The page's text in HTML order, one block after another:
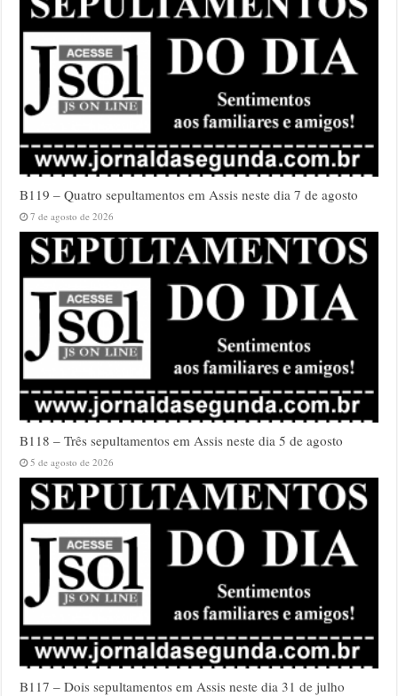
B119 – Quatro sepultamentos em Assis neste dia 7 de agosto
7 de agosto de 2026
B118 – Três sepultamentos em Assis neste dia 5 de agosto
5 de agosto de 2026
B117 – Dois sepultamentos em Assis neste dia 31 de julho